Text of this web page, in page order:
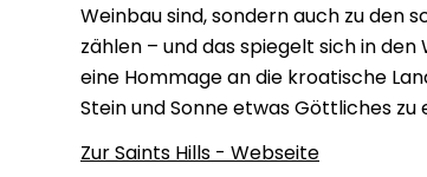
Weinbau sind, sondern auch zu den
zählen – und das spiegelt sich in den
eine Hommage an die kroatische
Stein und Sonne etwas Göttliches zu
Zur Saints Hills - Webseite